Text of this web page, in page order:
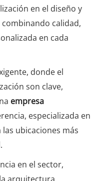
en el diseño y
calidad,
en cada
donde el
son clave,
empresa
especializada en
las ubicaciones más
en el sector,